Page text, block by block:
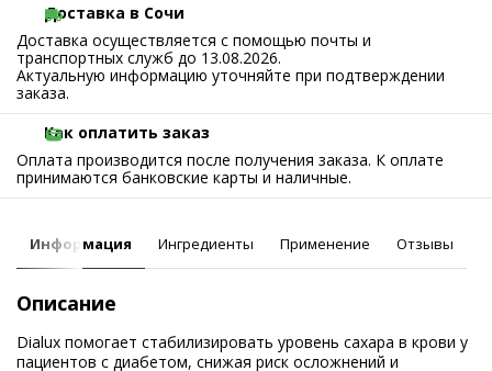
Доставка в Сочи
Доставка осуществляется с помощью почты и
транспортных служб до 13.08.2026.
Актуальную информацию уточняйте при подтверждении
заказа.
Как оплатить заказ
Оплата производится после получения заказа. К оплате
принимаются банковские карты и наличные.
Информация Ингредиенты Применение Отзывы
Описание
Dialux помогает стабилизировать уровень сахара в крови у
пациентов с диабетом, снижая риск осложнений и